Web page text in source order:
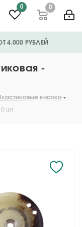
0 0
4.000 РУБЛЕЙ
-
кнопки
шт